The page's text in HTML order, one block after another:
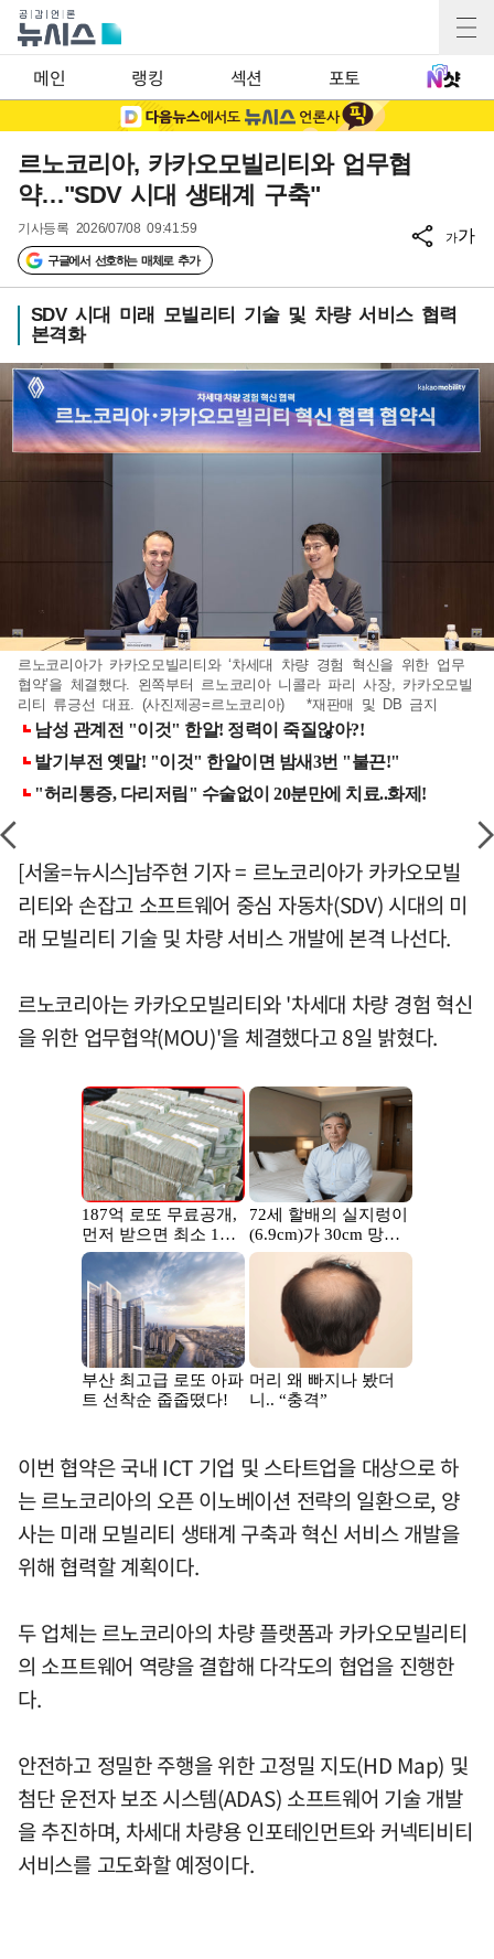
메인 랭킹 섹션 포토
르노코리아, 카카오모빌리티와 업무협
약…"SDV 시대 생태계 구축"
기사등록 2026/07/08 09:41:59
구글에서 선호하는 매체로 추가
가가
SDV 시대 미래 모빌리티 기술 및 차량 서비스 협력
본격화
르노코리아가 카카오모빌리티와 ‘차세대 차량 경험 혁신을 위한 업무
협약’을 체결했다. 왼쪽부터 르노코리아 니콜라 파리 사장, 카카오모빌
리티 류긍선 대표. (사진제공=르노코리아) *재판매 및 DB 금지
[서울=뉴시스]남주현 기자 = 르노코리아가 카카오모빌
리티와 손잡고 소프트웨어 중심 자동차(SDV) 시대의 미
래 모빌리티 기술 및 차량 서비스 개발에 본격 나선다.
르노코리아는 카카오모빌리티와 '차세대 차량 경험 혁신
을 위한 업무협약(MOU)'을 체결했다고 8일 밝혔다.
이번 협약은 국내 ICT 기업 및 스타트업을 대상으로 하
는 르노코리아의 오픈 이노베이션 전략의 일환으로, 양
사는 미래 모빌리티 생태계 구축과 혁신 서비스 개발을
위해 협력할 계획이다.
두 업체는 르노코리아의 차량 플랫폼과 카카오모빌리티
의 소프트웨어 역량을 결합해 다각도의 협업을 진행한
다.
안전하고 정밀한 주행을 위한 고정밀 지도(HD Map) 및
첨단 운전자 보조 시스템(ADAS) 소프트웨어 기술 개발
을 추진하며, 차세대 차량용 인포테인먼트와 커넥티비티
서비스를 고도화할 예정이다.